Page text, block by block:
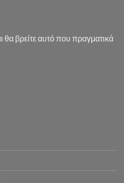
βρείτε αυτό που πραγματικά